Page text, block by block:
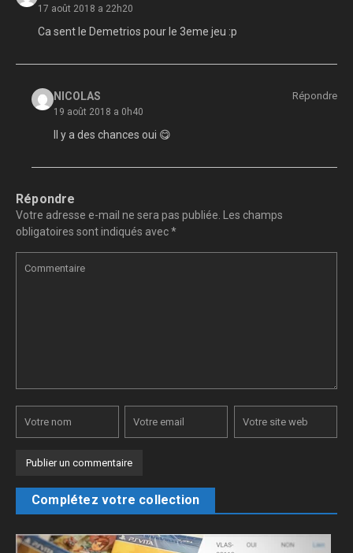
17 août 2018 a 22h20
Ca sent le Demetrios pour le 3eme jeu :p
NICOLAS
19 août 2018 a 0h40
Répondre
Il y a des chances oui 😋
Répondre
Votre adresse e-mail ne sera pas publiée. Les champs
obligatoires sont indiqués avec*
Complétez votre collection